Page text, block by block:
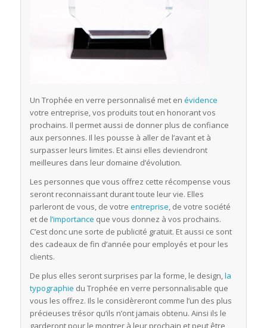
Un Trophée en verre personnalisé met en évidence
votre entreprise, vos produits tout en honorant vos
prochains. Il permet aussi de donner plus de confiance
aux personnes. Il les pousse à aller de l’avant et à
surpasser leurs limites. Et ainsi elles deviendront
meilleures dans leur domaine d’évolution.
Les personnes que vous offrez cette récompense vous
seront reconnaissant durant toute leur vie. Elles
parleront de vous, de votre entreprise, de votre société
et de l’importance que vous donnez à vos prochains.
C’est donc une sorte de publicité gratuit. Et aussi ce sont
des cadeaux de fin d’année pour employés et pour les
clients.
De plus elles seront surprises par la forme, le design,la
typographie du Trophée en verre personnalisable que
vous les offrez. Ils le considèreront comme l’un des plus
précieuses trésor qu’ils n’ont jamais obtenu. Ainsi ils le
garderont pour le montrer à leur prochain et peut être